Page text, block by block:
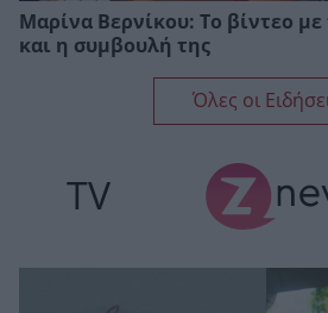
Μαρίνα Βερνίκου: Το βίντεο
και η συμβουλή της
Όλες οι
TV